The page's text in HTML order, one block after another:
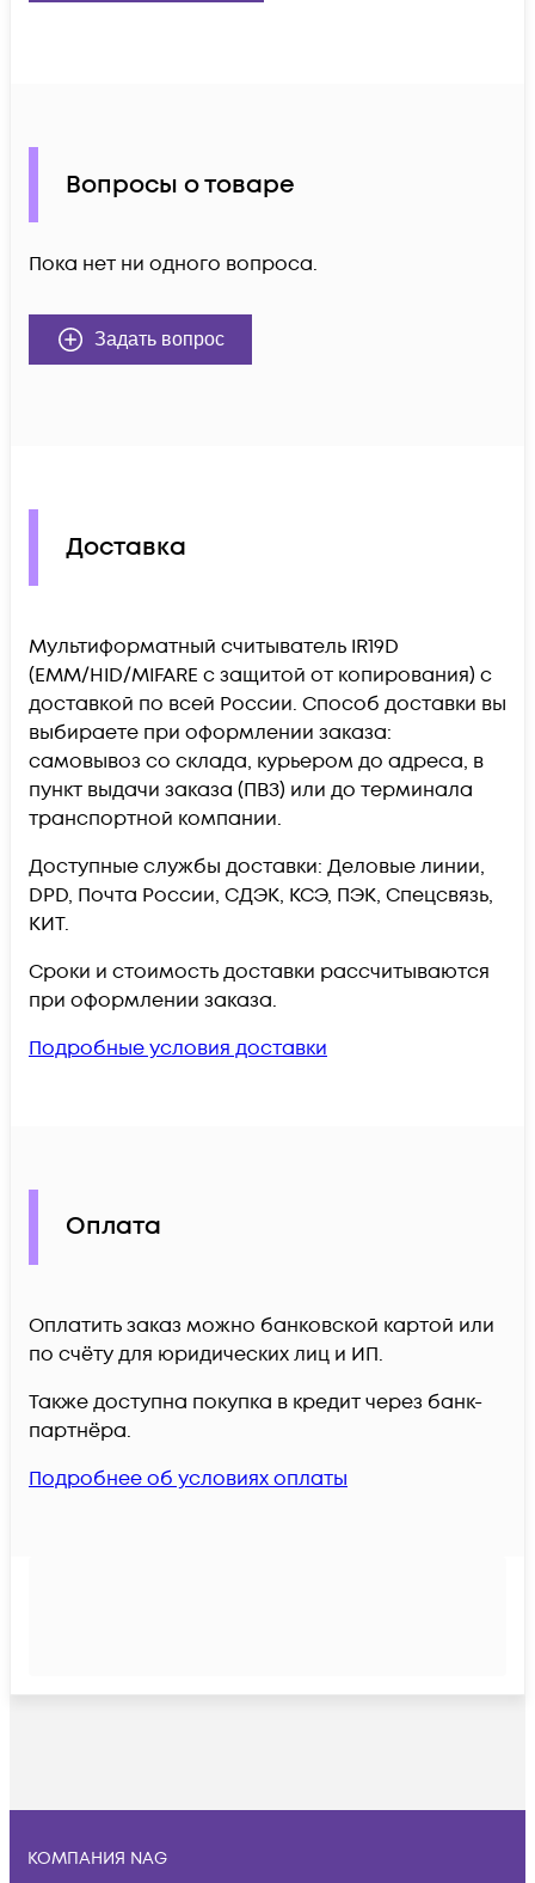
Вопросы о товаре
Пока нет ни одного вопроса.
Задать вопрос
Доставка
Мультиформатный считыватель IR19D
(EMM/HID/MIFARE с защитой от копирования) c
доставкой по всей России. Способ доставки вы
выбираете при оформлении заказа:
самовывоз со склада, курьером до адреса, в
пункт выдачи заказа (ПВЗ) или до терминала
транспортной компании.
Доступные службы доставки: Деловые линии,
DPD, Почта России, СДЭК, КСЭ, ПЭК, Спецсвязь,
КИТ.
Сроки и стоимость доставки рассчитываются
при оформлении заказа.
Подробные условия доставки
Оплата
Оплатить заказ можно банковской картой или
по счёту для юридических лиц и ИП.
Также доступна покупка в кредит через банк-
партнёра.
Подробнее об условиях оплаты
КОМПАНИЯ NAG